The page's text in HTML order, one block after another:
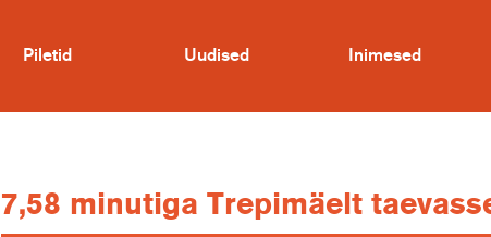
Piletid Uudised Inimesed
7,58 minutiga Trepimäelt